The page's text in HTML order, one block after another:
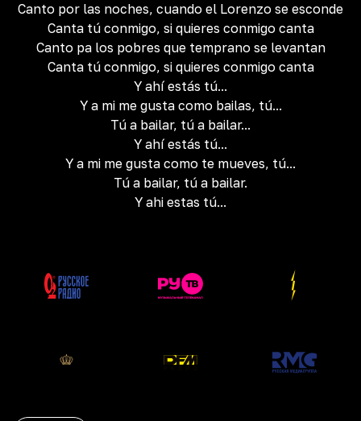
Canto por las noches, cuando el Lorenzo se esconde
Canta tú conmigo, si quieres conmigo canta
Canto pa los pobres que temprano se levantan
Canta tú conmigo, si quieres conmigo canta
Y ahí estás tú...
Y a mi me gusta como bailas, tú...
Tú a bailar, tú a bailar...
Y ahí estás tú...
Y a mi me gusta como te mueves, tú...
Tú a bailar, tú a bailar.
Y ahi estas tú...